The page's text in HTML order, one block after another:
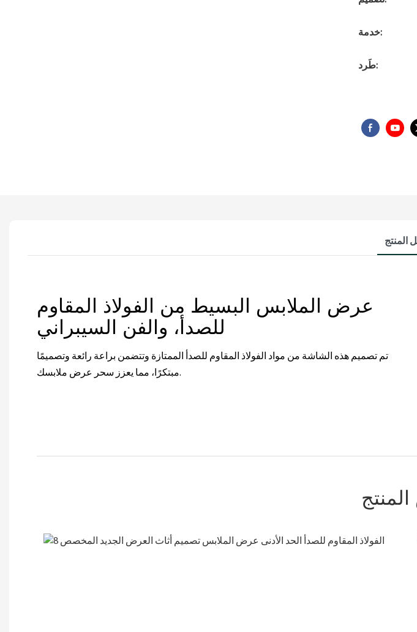
خدمة:
طَرد:
المنتج
عرض الملابس البسيط من الفولاذ المقاوم
للصدأ، والفن السيبراني
تم تصميم هذه الشاشة من مواد الفولاذ المقاوم للصدأ الممتازة وتتضمن براعة رائعة وتصميمًا
مبتكرًا، مما يعزز سحر عرض ملابسك.